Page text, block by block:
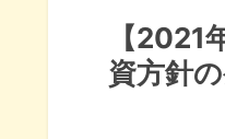
【
資方針の